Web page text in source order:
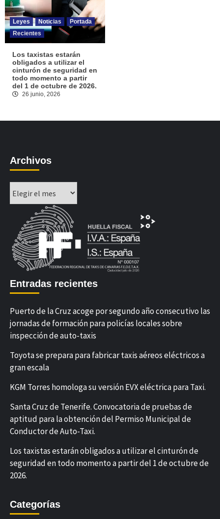
Leyes Noticias
Portada
Recientes
Los taxistas estarán
obligados a utilizar el
cinturón de seguridad en
todo momento a partir
del 1 de octubre de 2026.
26 junio, 2026
Archivos
Entradas recientes
Puerto de la Cruz acoge por segundo año consecutivo las
jornadas de formación para policías locales sobre
inspección de auto-taxis
Toyota se prepara para fabricar taxis aéreos eléctricos a
gran escala
KGM Torres homologa su versión EVX eléctrica para Taxi.
Santa Cruz de Tenerife. Convocatoria de pruebas de
aptitud para la obtención del Permiso Municipal de
Conductor de Auto-Taxi.
Los taxistas estarán obligados a utilizar el cinturón de
seguridad en todo momento a partir del 1 de octubre de
2026.
Categorías